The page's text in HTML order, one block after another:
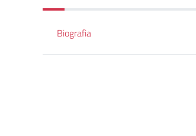
Biografia